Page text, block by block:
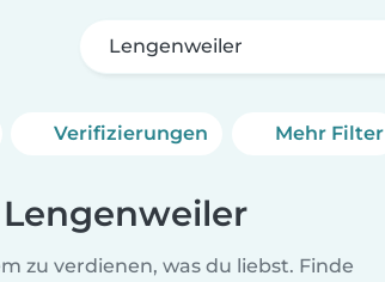
Lengenweiler
Verifizierungen Mehr Filter
zu verdienen, was du liebst. Finde